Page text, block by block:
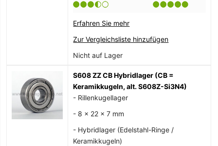
Erfahren Sie mehr
Zur Vergleichsliste hinzufügen
Nicht auf Lager
S608 ZZ CB Hybridlager (CB =
Keramikkugeln, alt. S608Z-Si3N4)
- Rillenkugellager
- 8 x 22 x 7 mm
- Hybridlager (Edelstahl-Ringe /
Keramikkugeln)